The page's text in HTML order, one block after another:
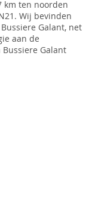
km ten noorden
Wij bevinden
Galant, net
aan de
Galant